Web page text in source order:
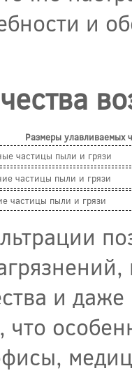
и
Размеры улавливаемых
частицы пыли и грязи
частицы пыли и грязи
частицы пыли и грязи
и
что